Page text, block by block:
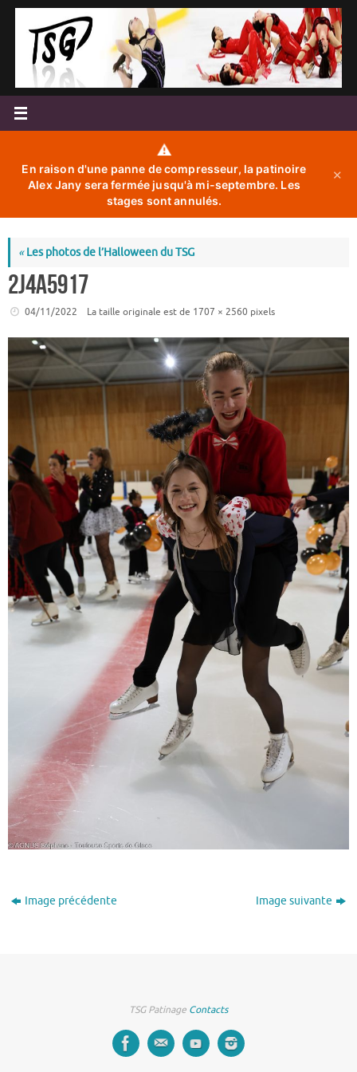
Passer
contenu
⚠️
En raison d'une panne de compresseur, la patinoire
Alex Jany sera fermée jusqu'à mi-septembre. Les
stages sont annulés.
✕
«Les photos de l’Halloween du TSG
2J4A5917
04/11/2022 La taille originale est de 1707 × 2560 pixels
Image précédente Image suivante
TSG Patinage Contacts